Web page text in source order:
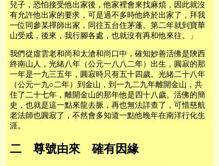
兒子，恐怕接受他出家後，他家裡會來找麻煩，因此就沒
有允許他出家的要求，可是過不多時他終於出家了，拜我
一位同參某禪師出家，同往五台住茅蓬。第二年就到寶華
山受戒，後來，我行腳各處，也就沒有再和他來往。」
我們從虛雲老和尚和太滄和尚口中，確知妙善活佛是陝西
終南山人，光緒八年（公元一八八二年）出生，圓寂的那
一年是一九三五年，圓寂時只有五十四歲。光緒二十八年
（公元一九○二年）到金山，到一九二九年離開金山，共
住了二十七年，離開金山的那年他是四十八歲。活佛的簡
史，也就是這一點來龍去脈，再也無法詳查了，可惜慈航
老法師也圓寂了，不然會多知道一點他晚年在南洋行化生
涯。
二 尊號由來 確有因緣